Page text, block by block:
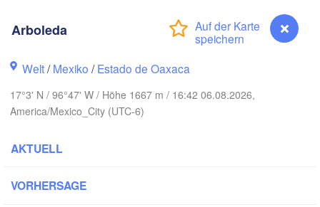
Arboleda
Welt/Mexiko /Estado de Oaxaca
17°3' N / 96°47' W / Höhe 1667 m / 16:42 06.08.2026,
America/Mexico_City (UTC-6)
AKTUELL
VORHERSAGE
Ciudad Victoria
Querétaro